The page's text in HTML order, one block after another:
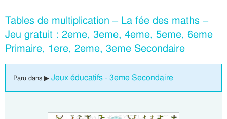
Tables de multiplication – La fée des maths –
Jeu gratuit : 2eme, 3eme, 4eme, 5eme, 6eme
Primaire, 1ere, 2eme, 3eme Secondaire
Paru dans ▶ Jeux éducatifs - 3eme Secondaire